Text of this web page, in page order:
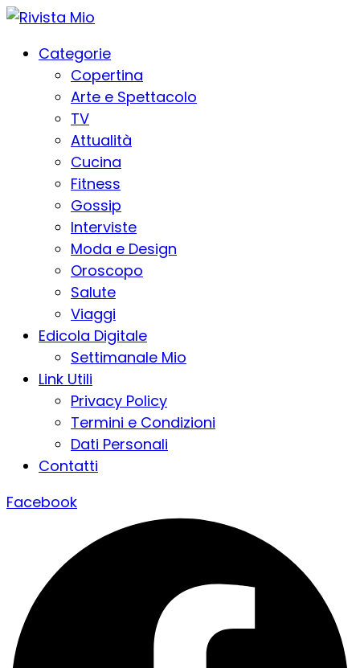
Categorie
Copertina
Arte e Spettacolo
TV
Attualità
Cucina
Fitness
Gossip
Interviste
Moda e Design
Oroscopo
Salute
Viaggi
Edicola Digitale
Settimanale Mio
Link Utili
Privacy Policy
Termini e Condizioni
Dati Personali
Contatti
Facebook